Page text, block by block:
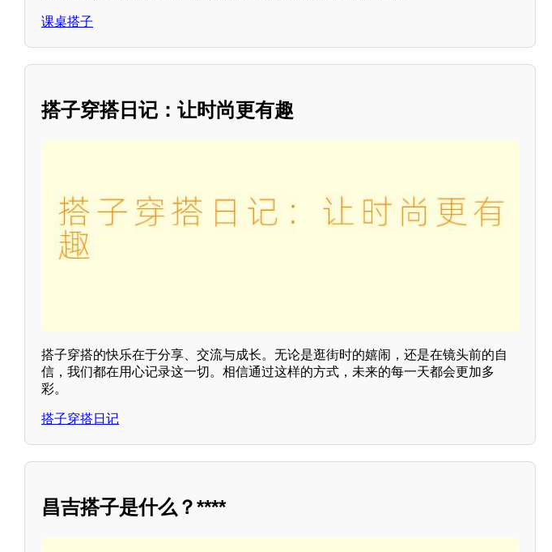
课桌搭子
搭子穿搭日记：让时尚更有趣
搭子穿搭的快乐在于分享、交流与成长。无论是逛街时的嬉闹，还是在镜头前的自
信，我们都在用心记录这一切。相信通过这样的方式，未来的每一天都会更加多
彩。
搭子穿搭日记
昌吉搭子是什么？****